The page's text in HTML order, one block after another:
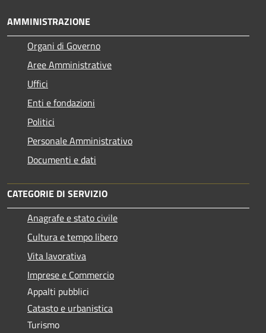
AMMINISTRAZIONE
Organi di Governo
Aree Amministrative
Uffici
Enti e fondazioni
Politici
Personale Amministrativo
Documenti e dati
CATEGORIE DI SERVIZIO
Anagrafe e stato civile
Cultura e tempo libero
Vita lavorativa
Imprese e Commercio
Appalti pubblici
Catasto e urbanistica
Turismo